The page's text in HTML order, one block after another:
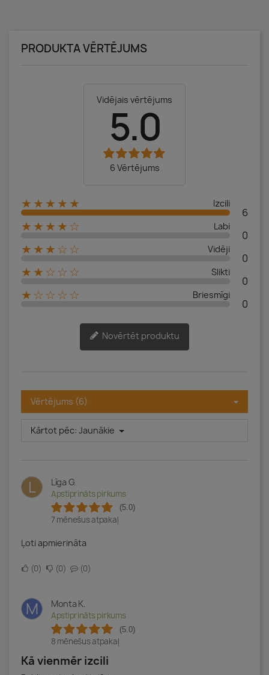
PRODUKTA VĒRTĒJUMS
Vidējais vērtējums
5.0
6 Vērtējums
★★★★★ Izcili
6
★★★★☆
Labi
0
★★★☆☆
Vidēji
0
★★☆☆☆
Slikti
0
★☆☆☆☆
Briesmīgi
0
Novērtēt produktu
Vērtējums (6)
Kārtot pēc: Jaunākie
L Līga G.
Apstiprināts pirkums
(5.0)
7 mēnešus atpakaļ
Ļoti apmierināta
0 0 0
M Monta K.
Apstiprināts pirkums
(5.0)
8 mēnešus atpakaļ
Kā vienmēr izcili